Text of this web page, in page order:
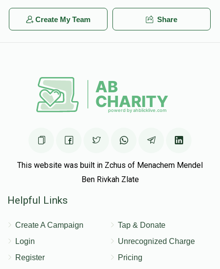
Create My Team Share
This website was built in Zchus of Menachem Mendel
Ben Rivkah Zlate
Helpful Links
Create A Campaign
Login
Register
Tap & Donate
Unrecognized Charge
Pricing